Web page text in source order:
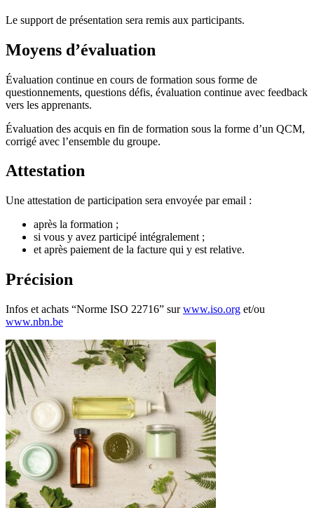
Le support de présentation sera remis aux participants.
Moyens d’évaluation
Évaluation continue en cours de formation sous forme de
questionnements, questions défis, évaluation continue avec feedback
vers les apprenants.
Évaluation des acquis en fin de formation sous la forme d’un QCM,
corrigé avec l’ensemble du groupe.
Attestation
Une attestation de participation sera envoyée par email :
après la formation ;
si vous y avez participé intégralement ;
et après paiement de la facture qui y est relative.
Précision
Infos et achats “Norme ISO 22716” surwww.iso.org et/ou
www.nbn.be